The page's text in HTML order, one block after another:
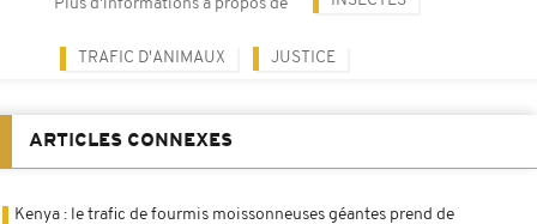
Plus d'informations à propos de
TRAFIC D'ANIMAUX JUSTICE
ARTICLES CONNEXES
Kenya : le trafic de fourmis moissonneuses géantes prend de